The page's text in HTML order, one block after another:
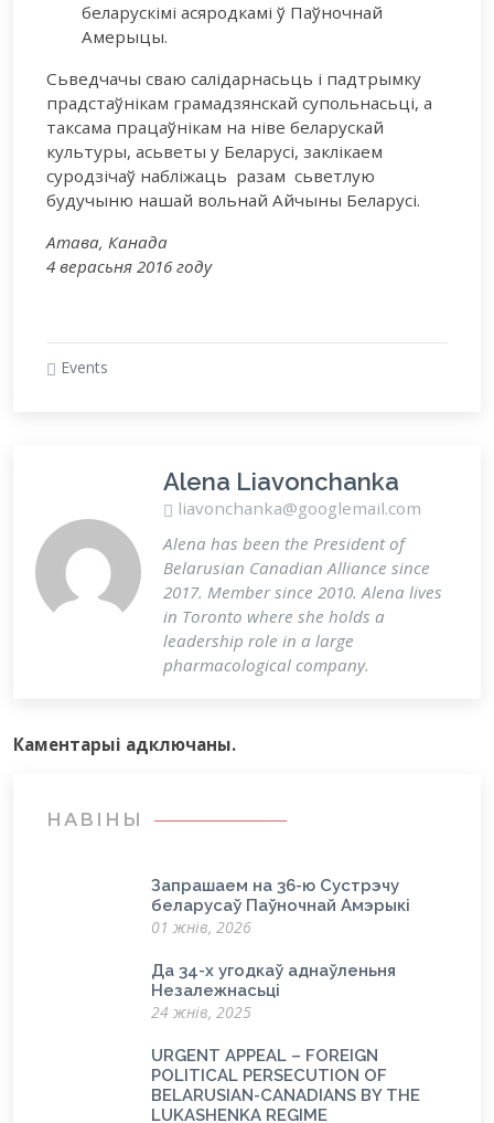
беларускімі асяродкамі ў Паўночнай
Амерыцы.
Сьведчачы сваю салідарнасьць і падтрымку
прадстаўнікам грамадзянскай супольнасьці, а
таксама працаўнікам на ніве беларускай
культуры, асьветы у Беларусі, заклікаем
суродзічаў набліжаць разам сьветлую
будучыню нашай вольнай Айчыны Беларусі.
Атава, Канада
4 верасьня 2016 году
Events
Alena Liavonchanka
liavonchanka@googlemail.com
Alena has been the President of
Belarusian Canadian Alliance since
2017. Member since 2010. Alena lives
in Toronto where she holds a
leadership role in a large
pharmacological company.
Каментарыi адключаны.
НАВІНЫ
Запрашаем на 36-ю Сустрэчу
беларусаў Паўночнай Амэрыкі
01 жнів, 2026
Да 34-х угодкаў аднаўленьня
Незалежнасьці
24 жнів, 2025
URGENT APPEAL – FOREIGN
POLITICAL PERSECUTION OF
BELARUSIAN-CANADIANS BY THE
LUKASHENKA REGIME